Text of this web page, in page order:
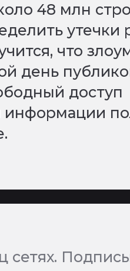
48 млн
утечки
что
день
доступ